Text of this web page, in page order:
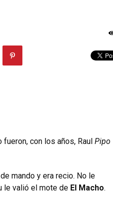
con los años, Raul Pipo
mando y era recio. No le
le valió el mote de El Macho.